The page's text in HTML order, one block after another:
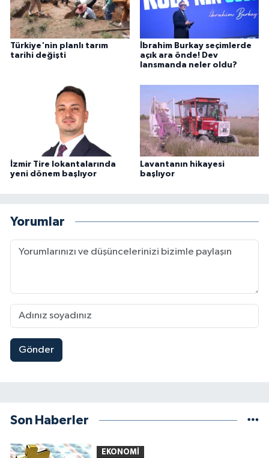
Türkiye'nin planlı tarım
tarihi değişti
İbrahim Burkay seçimlerde
açık ara önde! Dev
lansmanda neler oldu?
İzmir Tire lokantalarında
yeni dönem başlıyor
Lavantanın hikayesi
başlıyor
Yorumlar
Gönder
Son Haberler
EKONOMİ